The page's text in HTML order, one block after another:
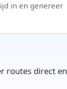
in en genereer
routes direct en